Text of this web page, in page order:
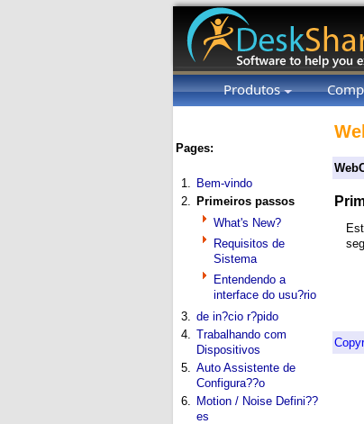
Produtos
Pages:
1. Bem-vindo
2. Primeiros passos
What's New?
Requisitos de
Sistema
Entendendo a
interface do usu?rio
3. de in?cio r?pido
4. Trabalhando com
Dispositivos
5. Auto Assistente de
Configura??o
6. Motion / Noise Defini??
es